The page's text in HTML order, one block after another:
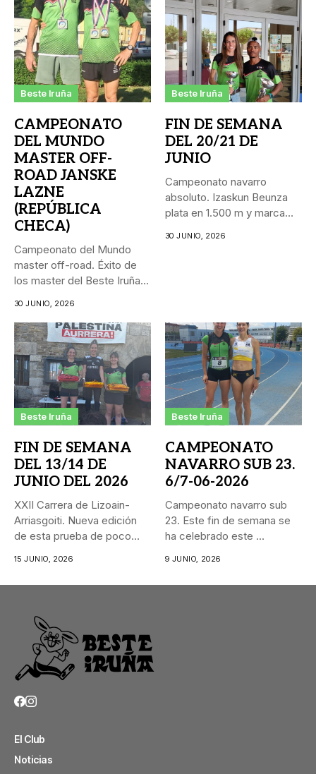
Beste Iruña
CAMPEONATO
DEL MUNDO
MASTER OFF-
ROAD JANSKE
LAZNE
(REPÚBLICA
CHECA)
Campeonato del Mundo
master off-road. Éxito de
los master del Beste Iruña...
30 JUNIO, 2026
Beste Iruña
FIN DE SEMANA
DEL 20/21 DE
JUNIO
Campeonato navarro
absoluto. Izaskun Beunza
plata en 1.500 m y marca
30 JUNIO, 2026
Beste Iruña
FIN DE SEMANA
DEL 13/14 DE
JUNIO DEL 2026
XXII Carrera de Lizoain-
Arriasgoiti. Nueva edición
de esta prueba de poco
15 JUNIO, 2026
Beste Iruña
CAMPEONATO
NAVARRO SUB 23.
6/7-06-2026
Campeonato navarro sub
23. Este fin de semana se
ha celebrado este ...
9 JUNIO, 2026
El Club
Noticias